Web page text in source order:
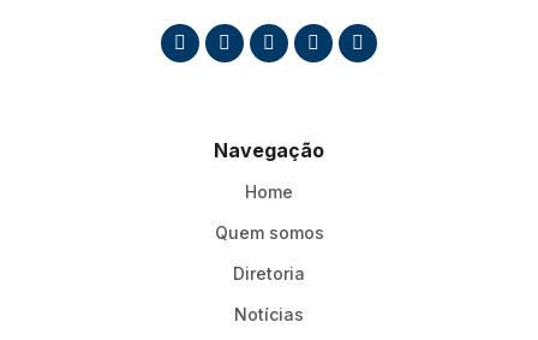
Navegação
Home
Quem somos
Diretoria
Notícias